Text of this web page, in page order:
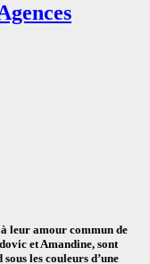
à leur amour commun de
et Amandine, sont
les couleurs d’une